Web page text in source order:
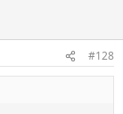
#128